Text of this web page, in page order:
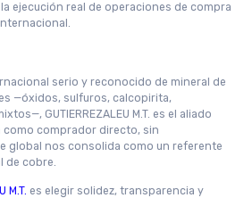
ejecución real de operaciones de compra
serio y reconocido de mineral de
—óxidos, sulfuros, calcopirita,
GUTIERREZALEU M.T. es el aliado
como comprador directo, sin
global nos consolida como un referente
de cobre.
M.T. es elegir solidez, transparencia y